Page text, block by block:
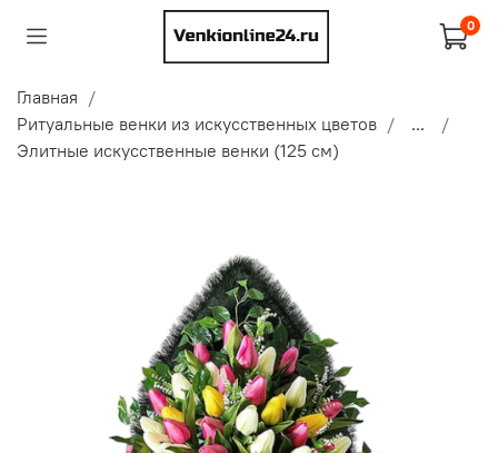
0
Главная
Ритуальные венки из искусственных цветов
...
Элитные искусственные венки (125 см)